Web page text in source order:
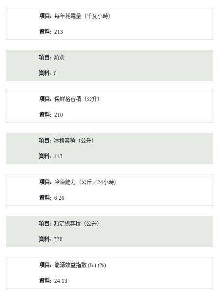
每年耗電量（千瓦小時）
213
類別
6
保鮮格容積（公升）
210
冰格容積（公升）
113
冷凍能力（公斤／24小時）
6.20
額定總容積（公升）
330
能源效益指數 (Iε) (%)
24.13